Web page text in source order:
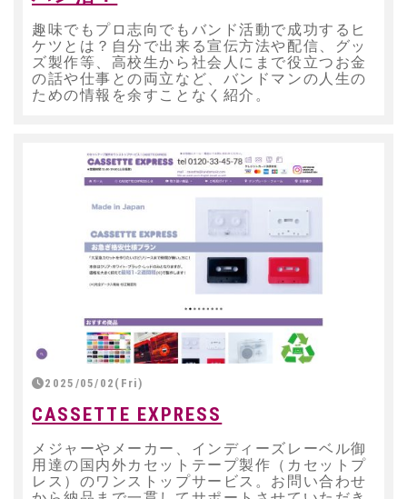
趣味でもプロ志向でもバンド活動で成功するヒ
ケツとは？自分で出来る宣伝方法や配信、グッ
ズ製作等、高校生から社会人にまで役立つお金
の話や仕事との両立など、バンドマンの人生の
ための情報を余すことなく紹介。
2025/05/02(Fri)
CASSETTE EXPRESS
メジャーやメーカー、インディーズレーベル御
用達の国内外カセットテープ製作（カセットプ
レス）のワンストップサービス。お問い合わせ